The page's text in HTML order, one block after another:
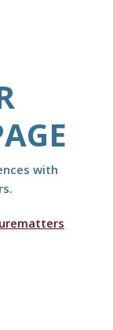
with